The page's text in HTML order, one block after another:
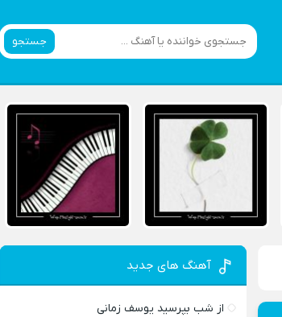
جستجو
آهنگ های جدید
از شب بپرسید یوسف زمانی